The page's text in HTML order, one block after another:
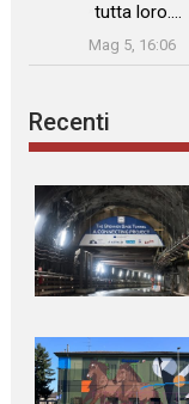
tutta loro.…
”
Mag 5, 16:06
Recenti